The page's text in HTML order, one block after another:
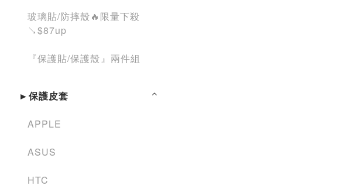
玻璃貼/防摔殼🔥限量下殺
↘︎$87up
『保護貼/保護殼』兩件組
►保護皮套
APPLE
ASUS
HTC